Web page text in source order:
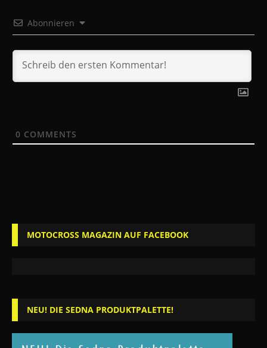
Abonnieren
0 COMMENTS
MOTOCROSS MAGAZIN AUF FACEBOOK
NEU! DIE SEDNA PRODUKTPALETTE!